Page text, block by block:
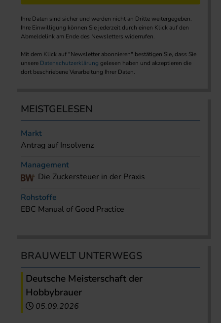
Ihre Daten sind sicher und werden nicht an Dritte weitergegeben.
Ihre Einwilligung können Sie jederzeit durch einen Klick auf den
Abmeldelink am Ende des Newsletters widerrufen.
Mit dem Klick auf "Newsletter abonnieren" bestätigen Sie, dass Sie
unsere Datenschutzerklärung gelesen haben und akzeptieren die
dort beschriebene Verarbeitung Ihrer Daten.
MEISTGELESEN
Markt
Antrag auf Insolvenz
Management
Die Zuckersteuer in der Praxis
Rohstoffe
EBC Manual of Good Practice
BRAUWELT UNTERWEGS
Deutsche Meisterschaft der
Hobbybrauer
05.09.2026